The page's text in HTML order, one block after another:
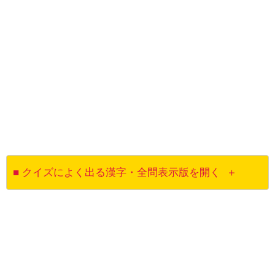
■ クイズによく出る漢字・全問表示版を開く